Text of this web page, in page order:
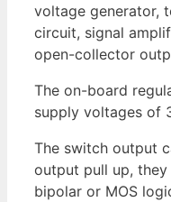
voltage generator,
circuit, signal
open-collector
The on-board
supply voltages of
The switch output
output pull up,
bipolar or MOS